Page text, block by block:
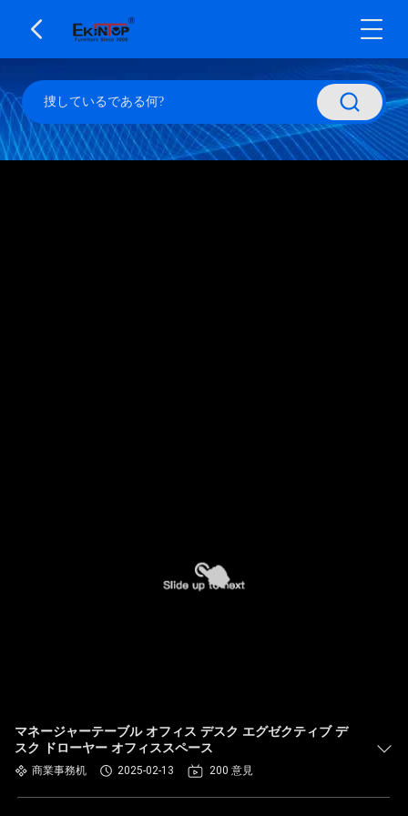
マネージャーテーブル オフィス デスク エグゼクティブ デ
スク ドローヤー オフィススペース
商業事務机 2025-02-13 200 意見